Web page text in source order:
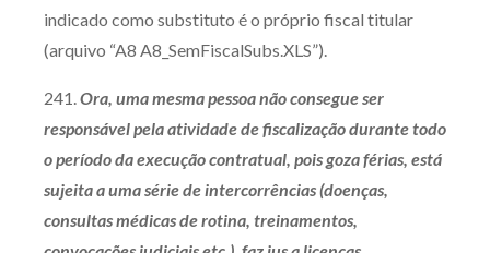
indicado como substituto é o próprio fiscal titular
(arquivo “A8 A8_SemFiscalSubs.XLS”).
241.Ora, uma mesma pessoa não consegue ser
responsável pela atividade de fiscalização durante todo
o período da execução contratual, pois goza férias, está
sujeita a uma série de intercorrências (doenças,
consultas médicas de rotina, treinamentos,